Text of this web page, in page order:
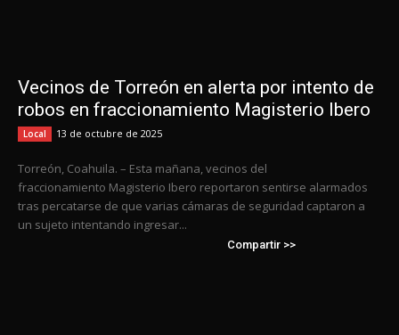
Vecinos de Torreón en alerta por intento de
robos en fraccionamiento Magisterio Ibero
Local 13 de octubre de 2025
Torreón, Coahuila. – Esta mañana, vecinos del
fraccionamiento Magisterio Ibero reportaron sentirse alarmados
tras percatarse de que varias cámaras de seguridad captaron a
un sujeto intentando ingresar...
Compartir >>